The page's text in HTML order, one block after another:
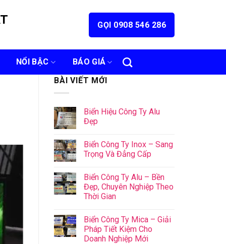
GỌI 0908 546 286
NỔI BẬC BÁO GIÁ
BÀI VIẾT MỚI
Biển Hiệu Công Ty Alu
Đẹp
Biển Công Ty Inox – Sang
Trọng Và Đẳng Cấp
Biển Công Ty Alu – Bền
Đẹp, Chuyên Nghiệp Theo
Thời Gian
Biển Công Ty Mica – Giải
Pháp Tiết Kiệm Cho
Doanh Nghiệp Mới